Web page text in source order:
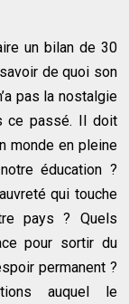
un bilan de 30
de quoi son
pas la nostalgie
ce passé. Il doit
monde en pleine
éducation ?
qui touche
pays ? Quels
pour sortir du
permanent ?
auquel le